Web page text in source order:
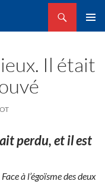
Il était
perdu, et il est
à l’égoïsme des deux